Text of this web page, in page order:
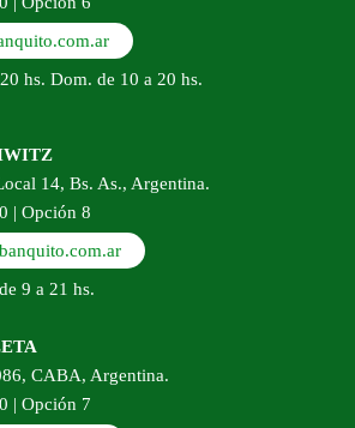
hs. Dom. de 10 a 20 hs.
14, Bs. As., Argentina.
| Opción 8
9 a 21 hs.
CABA, Argentina.
| Opción 7